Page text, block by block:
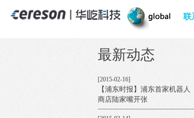
联
最新动态
牌”机器人商店开张，已出口欧
美14国十年
【新闻综合】报道：机器人商
店 陆家嘴开张
[2015-02-16]
【浦东时报】浦东首家机器人
商店陆家嘴开张